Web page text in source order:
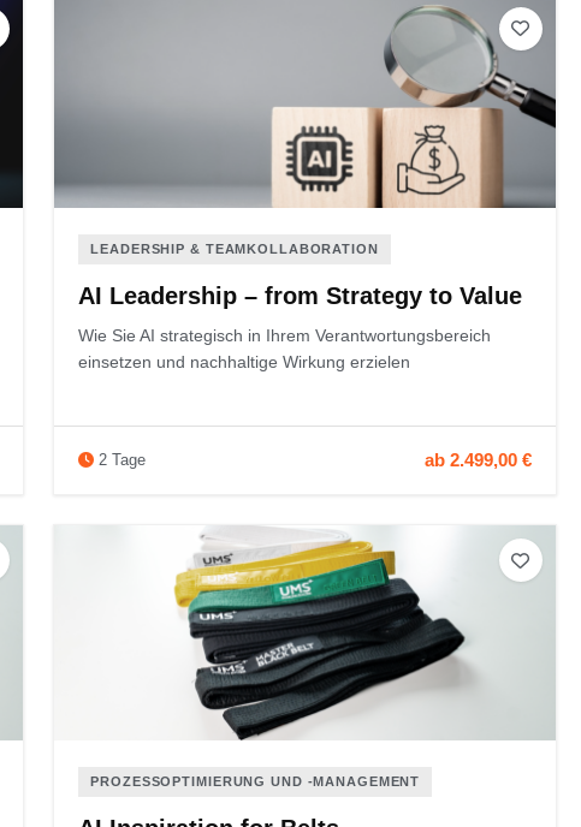
LEADERSHIP & TEAMKOLLABORATION
AI Leadership – from Strategy to Value
Wie Sie AI strategisch in Ihrem Verantwortungsbereich
einsetzen und nachhaltige Wirkung erzielen
2 Tage ab 2.499,00 €
PROZESSOPTIMIERUNG UND ‑MANAGEMENT